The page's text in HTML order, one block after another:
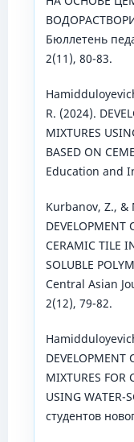
Бюллетень
2(11), 80-83.
R. (2024).
MIXTURES
BASED ON
Education and
Kurbanov, Z., &
DEVELOPMENT
CERAMIC TILE
SOLUBLE
Central Asian
2(12), 79-82.
DEVELOPMENT
MIXTURES FOR
USING WATER-
студентов